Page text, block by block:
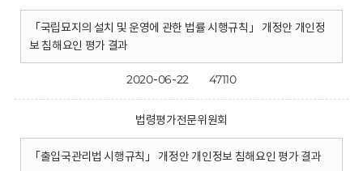
「국립묘지의 설치 및 운영에 관한 법률 시행규칙」 개정안 개인정
보 침해요인 평가 결과
2020-06-22 47110
법령평가전문위원회
「출입국관리법 시행규칙」 개정안 개인정보 침해요인 평가 결과